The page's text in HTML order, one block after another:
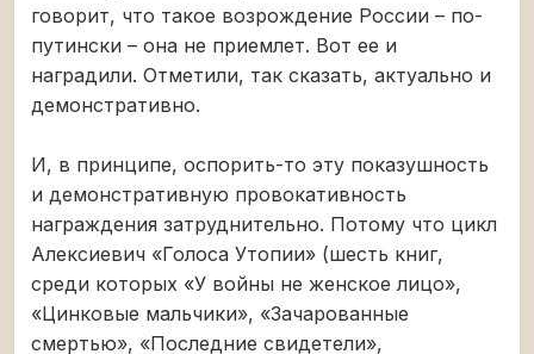
говорит, что такое возрождение России – по-
путински – она не приемлет. Вот ее и
наградили. Отметили, так сказать, актуально и
демонстративно.
И, в принципе, оспорить-то эту показушность
и демонстративную провокативность
награждения затруднительно. Потому что цикл
Алексиевич «Голоса Утопии» (шесть книг,
среди которых «У войны не женское лицо»,
«Цинковые мальчики», «Зачарованные
смертью», «Последние свидетели»,